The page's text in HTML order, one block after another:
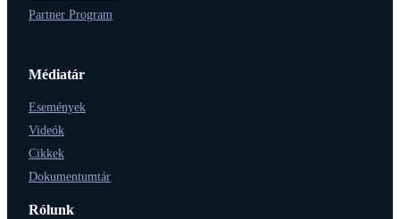
Partner Program
Médiatár
Események
Videók
Cikkek
Dokumentumtár
Rólunk